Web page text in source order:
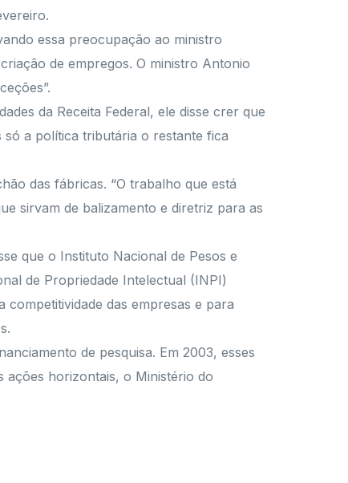
essa preocupação ao ministro
de empregos. O ministro Antonio
da Receita Federal, ele disse crer que
a política tributária o restante fica
das fábricas. “O trabalho que está
sirvam de balizamento e diretriz para as
que o Instituto Nacional de Pesos e
de Propriedade Intelectual (INPI)
das empresas e para
de pesquisa. Em 2003, esses
ações horizontais, o Ministério do